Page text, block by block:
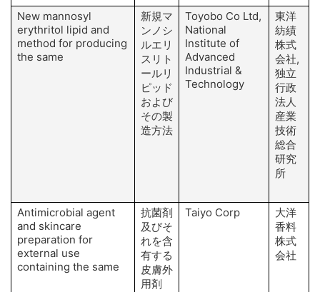
New mannosyl
erythritol lipid and
method for producing
the same
新規マ
ンノシ
ルエリ
スリト
ールリ
ピッド
および
その製
造方法
Toyobo Co Ltd,
National
Institute of
Advanced
Industrial &
Technology
東洋
紡績
株式
会社,
独立
行政
法人
産業
技術
総合
研究
所
Antimicrobial agent
and skincare
preparation for
external use
containing the same
抗菌剤
及びそ
れを含
有する
皮膚外
用剤
Taiyo Corp
大洋
香料
株式
会社